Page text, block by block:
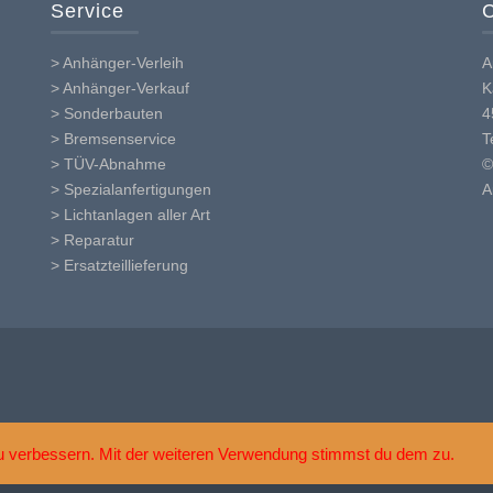
Service
> Anhänger-Verleih
> Anhänger-Verkauf
> Sonderbauten
> Bremsenservice
> TÜV-Abnahme
> Spezialanfertigungen
> Lichtanlagen aller Art
> Reparatur
> Ersatzteillieferung
Mit der weiteren Verwendung stimmst du dem zu.